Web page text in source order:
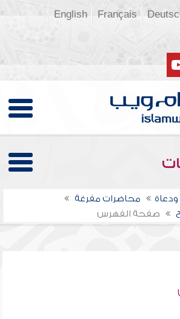
Français
English
ودعاة
محاضرات مفرغة
صفحة الفهرس